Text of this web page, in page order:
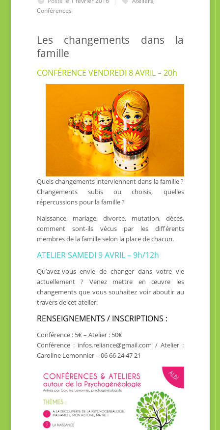
Conférences
Les changements dans la
famille
CONFÉRENCE VENDREDI 8 AVRIL – 20h
Quels changements interviennent dans la famille ?
Changements subis ou choisis, quelles
répercussions pour la famille ?
Naissance, mariage, divorce, mutation, décès,
comment sont-ils vécus par les différents
membres de la famille selon la place de chacun.
ATELIER SAMEDI 9 AVRIL – 9h/12h
Qu’avez-vous envie de changer dans votre vie
actuellement ? Venez mettre en œuvre les
changements que vous souhaitez voir aboutir au
travers de cet atelier.
RENSEIGNEMENTS / INSCRIPTIONS :
Conférence : 5€ – Atelier : 50€
Conférence : infos.reliance@gmail.com / Atelier :
Caroline Lemonnier – 06 66 24 47 21